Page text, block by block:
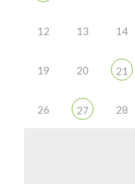
12 13 14
19 20 21
26 27 28